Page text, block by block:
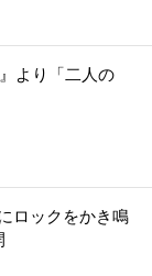
より「二人の
ロックをかき鳴